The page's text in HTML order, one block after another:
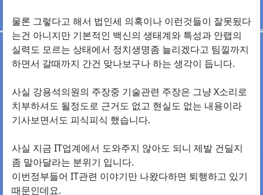
물론 그렇다고 해서 법인세 의혹이나 이런것들이 잘못됬다
는건 아니지만 기본적인 백신의 생태계와 특성과 안랩의
실력도 모르는 상태에서 정치생명좀 늘리겠다고 팀낄까지
하면서 갈때까지 간건 맞나보구나 하는 생각이 듭니다.
사실 강용석의원의 주장중 기술관련 주장은 그냥 X소리로
치부하셔도 될정도로 근거도 없고 현실도 없는 내용이라
기사보면서도 피식피식 했습니다.
사실 지금 IT업계에서 도와주지 않아도 되니 제발 건딜지
좀 말아달라는 분위기 입니다.
이번정부들어 IT관련 이야기만 나왔다하면 퇴행하고 있기
때문인데요.